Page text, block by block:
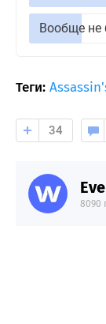
Вообще не
Теги:
34
8090